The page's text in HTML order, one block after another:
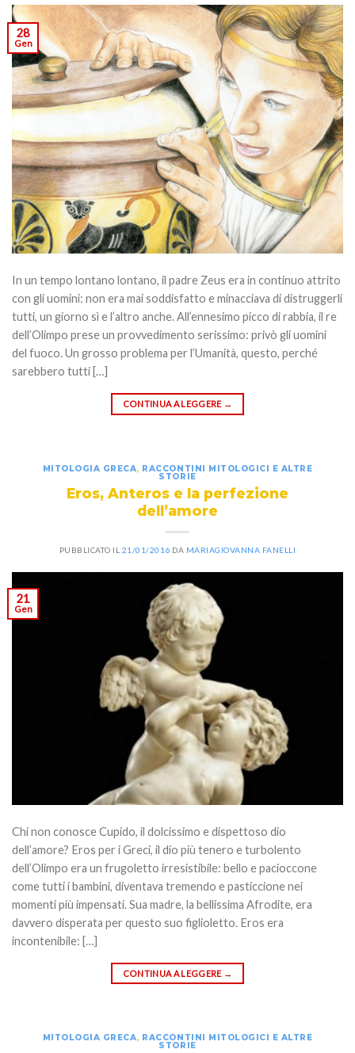
28
Gen
In un tempo lontano lontano, il padre Zeus era in continuo attrito
con gli uomini: non era mai soddisfatto e minacciava di distruggerli
tutti, un giorno sì e l’altro anche. All’ennesimo picco di rabbia, il re
dell’Olimpo prese un provvedimento serissimo: privò gli uomini
del fuoco. Un grosso problema per l’Umanità, questo, perché
sarebbero tutti […]
CONTINUA A LEGGERE →
MITOLOGIA GRECA, RACCONTINI MITOLOGICI E ALTRE
STORIE
Eros, Anteros e la perfezione
dell’amore
PUBBLICATO IL 21/01/2016 DA MARIAGIOVANNA FANELLI
21
Gen
Chi non conosce Cupido, il dolcissimo e dispettoso dio
dell’amore? Eros per i Greci, il dio più tenero e turbolento
dell’Olimpo era un frugoletto irresistibile: bello e pacioccone
come tutti i bambini, diventava tremendo e pasticcione nei
momenti più impensati. Sua madre, la bellissima Afrodite, era
davvero disperata per questo suo figlioletto. Eros era
incontenibile: […]
CONTINUA A LEGGERE →
MITOLOGIA GRECA, RACCONTINI MITOLOGICI E ALTRE
STORIE